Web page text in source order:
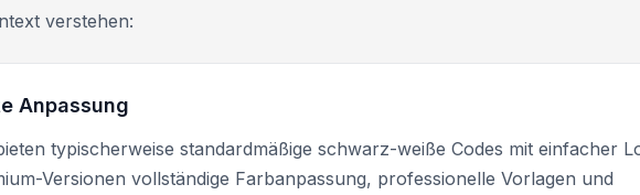
verstehen:
Anpassung
typischerweise standardmäßige schwarz-weiße Codes mit einfacher
Versionen vollständige Farbanpassung, professionelle Vorlagen und